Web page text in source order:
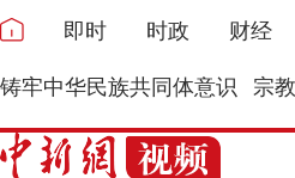
即时 时政 财经
铸牢中华民族共同体意识 宗教